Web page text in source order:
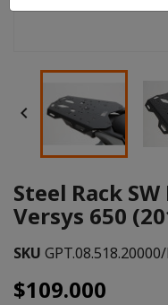

Steel Rack
Versys 650
SKU
$109.000